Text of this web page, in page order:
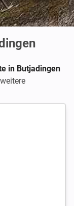
in Butjadingen